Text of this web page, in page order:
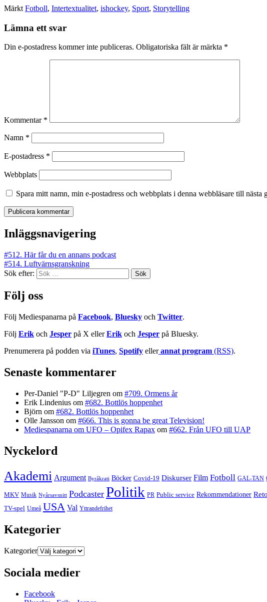
Märkt Fotboll, Intertextualitet, ishockey, Sport, Storytelling
Lämna ett svar
Din e-postadress kommer inte publiceras. Obligatoriska fält är märkta *
Kommentar *
Namn *
E-postadress *
Webbplats
Spara mitt namn, min e-postadress och webbplats i denna webbläsare till nästa
Inläggsnavigering
#512. Här får du en annans podcast
#514. Luftvärnsgranskning
Sök efter:
Följ oss
Följ Mediespanarna på Facebook, Bluesky och Twitter.
Följ Erik och Jesper på X ellerErik och Jesper på Bluesky.
Prenumerera på podden via iTunes, Spotify eller annat program (RSS).
Senaste kommentarer
Per-Daniel "P-D" Liljegren om #709. Ormens år
Erik Lindenius om #682. Bottlös hoppenhet
Björn om #682. Bottlös hoppenhet
Olle Jansson om #666. This is gonna be great Television!
Mediespanarna om UFO – Opifex Rapax om #662. Från UFO till UAP
Nyckelord
Akademi Argument Byråkrati Böcker Covid-19 Diskurser Film Fotboll GAL-TAN
MKV Musik Nyårsavsnitt Podcaster Politik PR Public service Rekommendationer
TV-spel Umeå USA Val Yttrandefrihet
Kategorier
Kategorier
Sociala medier
Facebook